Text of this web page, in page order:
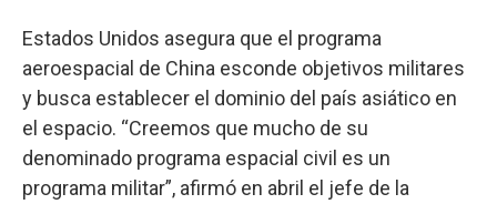
Estados Unidos asegura que el programa
aeroespacial de China esconde objetivos militares
y busca establecer el dominio del país asiático en
el espacio. “Creemos que mucho de su
denominado programa espacial civil es un
programa militar”, afirmó en abril el jefe de la